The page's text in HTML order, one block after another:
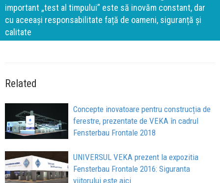
important „test al timpului” este să inovăm constant, dar
cu aceeași responsabilitate față de oameni, siguranță și
calitate
Related
Concepte inovatoare pentru construcția de
ferestre, prezentate de VEKA în cadrul
Fensterbau Frontale 2018
UNIVERSUL VEKA prezent la expozitia
Fensterbau Frontale 2016: Siguranta
viitorului este aici